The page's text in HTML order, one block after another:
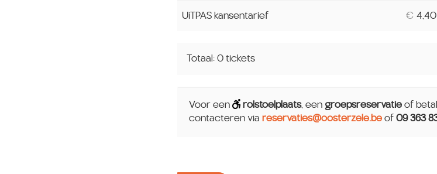
UiTPAS kansentarief € 4,40
Totaal: 0 tickets
Voor een rolstoelplaats, een groepsreservatie of
contacteren via reservaties@oosterzele.be of 09 363